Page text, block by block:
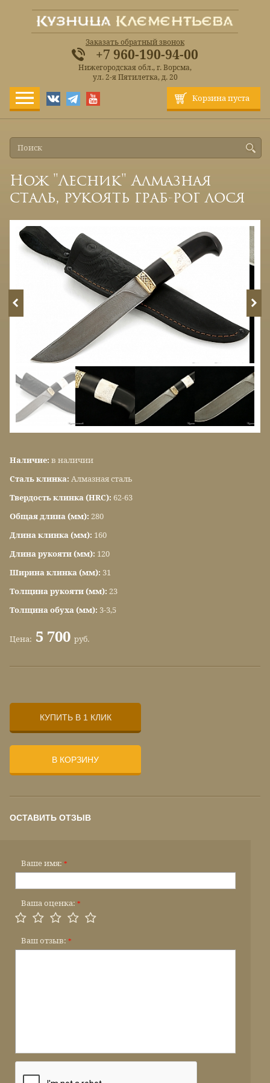
Корзина пуста
Заказать обратный звонок
+7 960-190-94-00
Нижегородская обл., г. Ворсма,
ул. 2-я Пятилетка, д. 20
Нож "Лесник" Алмазная
сталь, рукоять граб-рог лося
Наличие: в наличии
Сталь клинка: Алмазная сталь
Твердость клинка (HRC): 62-63
Общая длина (мм): 280
Длина клинка (мм): 160
Длина рукояти (мм): 120
Ширина клинка (мм): 31
Толщина рукояти (мм): 23
Толщина обуха (мм): 3-3,5
Цена: 5 700 руб.
КУПИТЬ В 1 КЛИК
В КОРЗИНУ
ОСТАВИТЬ ОТЗЫВ
Ваше имя: *
Ваша оценка: *
Ваш отзыв: *